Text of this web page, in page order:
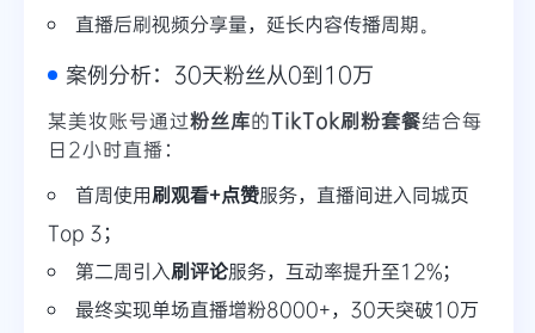
直播后刷视频分享量，延长内容传播周期。
案例分析：30天粉丝从0到10万
某美妆账号通过粉丝库的TikTok刷粉套餐结合每
日2小时直播：
首周使用刷观看+点赞服务，直播间进入同城页
Top 3；
第二周引入刷评论服务，互动率提升至12%；
最终实现单场直播增粉8000+，30天突破10万